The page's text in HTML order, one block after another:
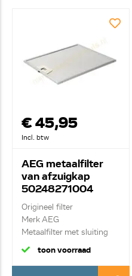
€ 45,95
Incl. btw
AEG metaalfilter
van afzuigkap
50248271004
Origineel filter
Merk AEG
Metaalfilter met sluiting
toon voorraad